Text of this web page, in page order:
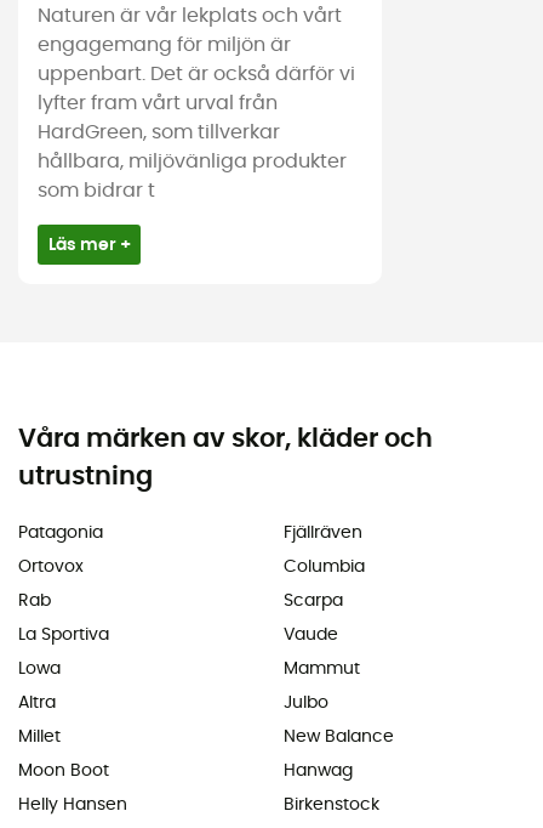
Naturen är vår lekplats och vårt
engagemang för miljön är
uppenbart. Det är också därför vi
lyfter fram vårt urval från
HardGreen, som tillverkar
hållbara, miljövänliga produkter
som bidrar t
Läs mer +
Våra märken av skor, kläder och
utrustning
Patagonia
Ortovox
Rab
La Sportiva
Lowa
Altra
Millet
Moon Boot
Helly Hansen
Fjällräven
Columbia
Scarpa
Vaude
Mammut
Julbo
New Balance
Hanwag
Birkenstock